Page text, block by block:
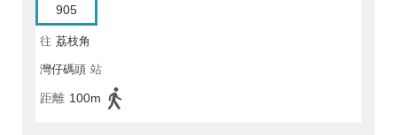
905
往 荔枝角
灣仔碼頭 站
距離 100m